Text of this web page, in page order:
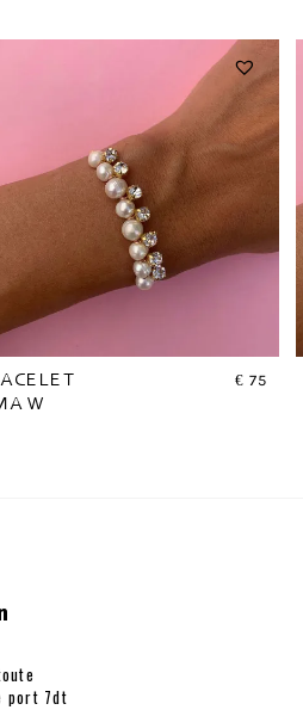
W
€ 75
port 7dt